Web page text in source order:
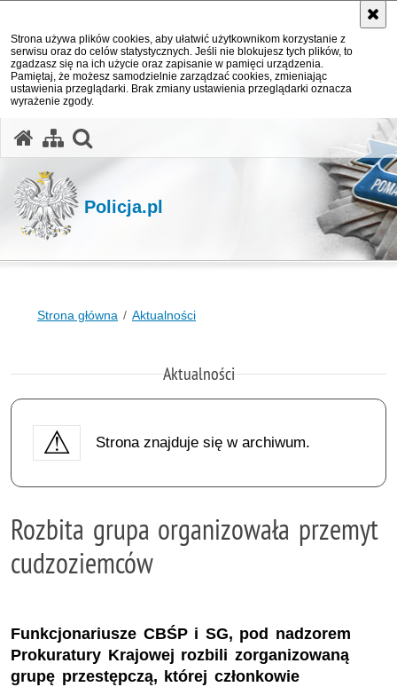
Strona używa plików cookies, aby ułatwić użytkownikom korzystanie z
serwisu oraz do celów statystycznych. Jeśli nie blokujesz tych plików, to
zgadzasz się na ich użycie oraz zapisanie w pamięci urządzenia.
Pamiętaj, że możesz samodzielnie zarządzać cookies, zmieniając
ustawienia przeglądarki. Brak zmiany ustawienia przeglądarki oznacza
wyrażenie zgody.
Policja.pl
Strona główna Aktualności
Aktualności
Strona znajduje się w archiwum.
Rozbita grupa organizowała przemyt
cudzoziemców
Funkcjonariusze CBŚP i SG, pod nadzorem
Prokuratury Krajowej rozbili zorganizowaną
grupę przestępczą, której członkowie